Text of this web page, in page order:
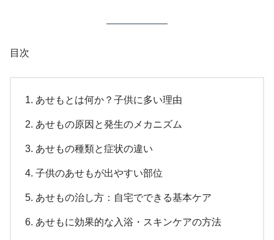
目次
あせもとは何か？子供に多い理由
あせもの原因と発生のメカニズム
あせもの種類と症状の違い
子供のあせもが出やすい部位
あせもの治し方：自宅でできる基本ケア
あせもに効果的な入浴・スキンケアの方法